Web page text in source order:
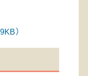
）